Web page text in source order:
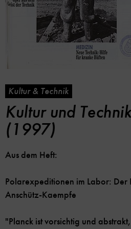
Kultur & Technik
Kultur und
(1997)
Aus dem Heft:
Polarexpeditionen im Labor: Der
Anschütz-Kaempfe
"Planck ist vorsichtig und